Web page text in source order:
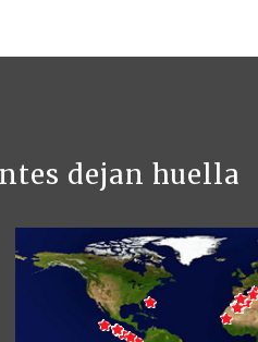
dejan huella